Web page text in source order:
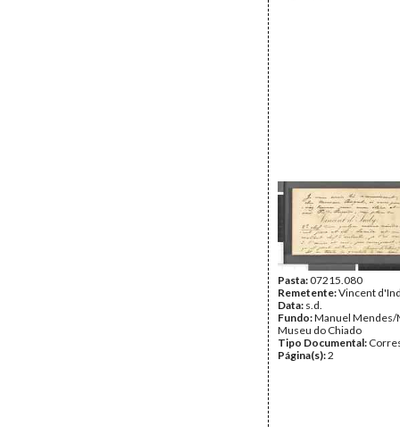
Pasta:07215.080
Remetente:Vincent
Data: s.d.
Fundo:Manuel Mendes/
Museu do Chiado
Tipo Documental:
Página(s):2